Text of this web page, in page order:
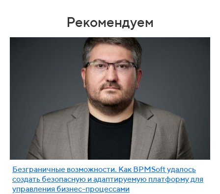
Рекомендуем
Безграничные возможности. Как BPMSoft удалось
создать безопасную и адаптируемую платформу для
управления бизнес-процессами